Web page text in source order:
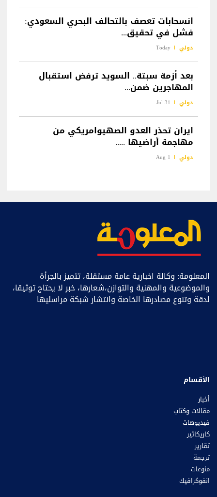
انسحابات تعصف بالتحالف البحري السعودي:
فشل في تحقيق...
دولي Today
بعد أزمة سبتة.. السويد ترفض استقبال
المهاجرين ضمن...
دولي 31 Jul
ايران تحذر العدو الصهيوامريكي من
مهاجمة أراضيها .....
دولي 1 Aug
المعلومة: وكالة اخبارية عامة مستقلة، تتميز بالجرأة
والموضوعية والمهنية والتوازن،شعارها، خبر ﻻ يحتاج توثيقا،
لدقة وتنوع مصادرها الخاصة وانتشار شبكة مراسليها
الأقسام
أخبار
مقالات وكتاب
فيديوهات
كاريكاتير
تقارير
ترجمة
منوعات
انفوكرافيك